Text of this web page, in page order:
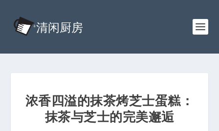
浓香四溢的抹茶烤芝士蛋糕：
抹茶与芝士的完美邂逅